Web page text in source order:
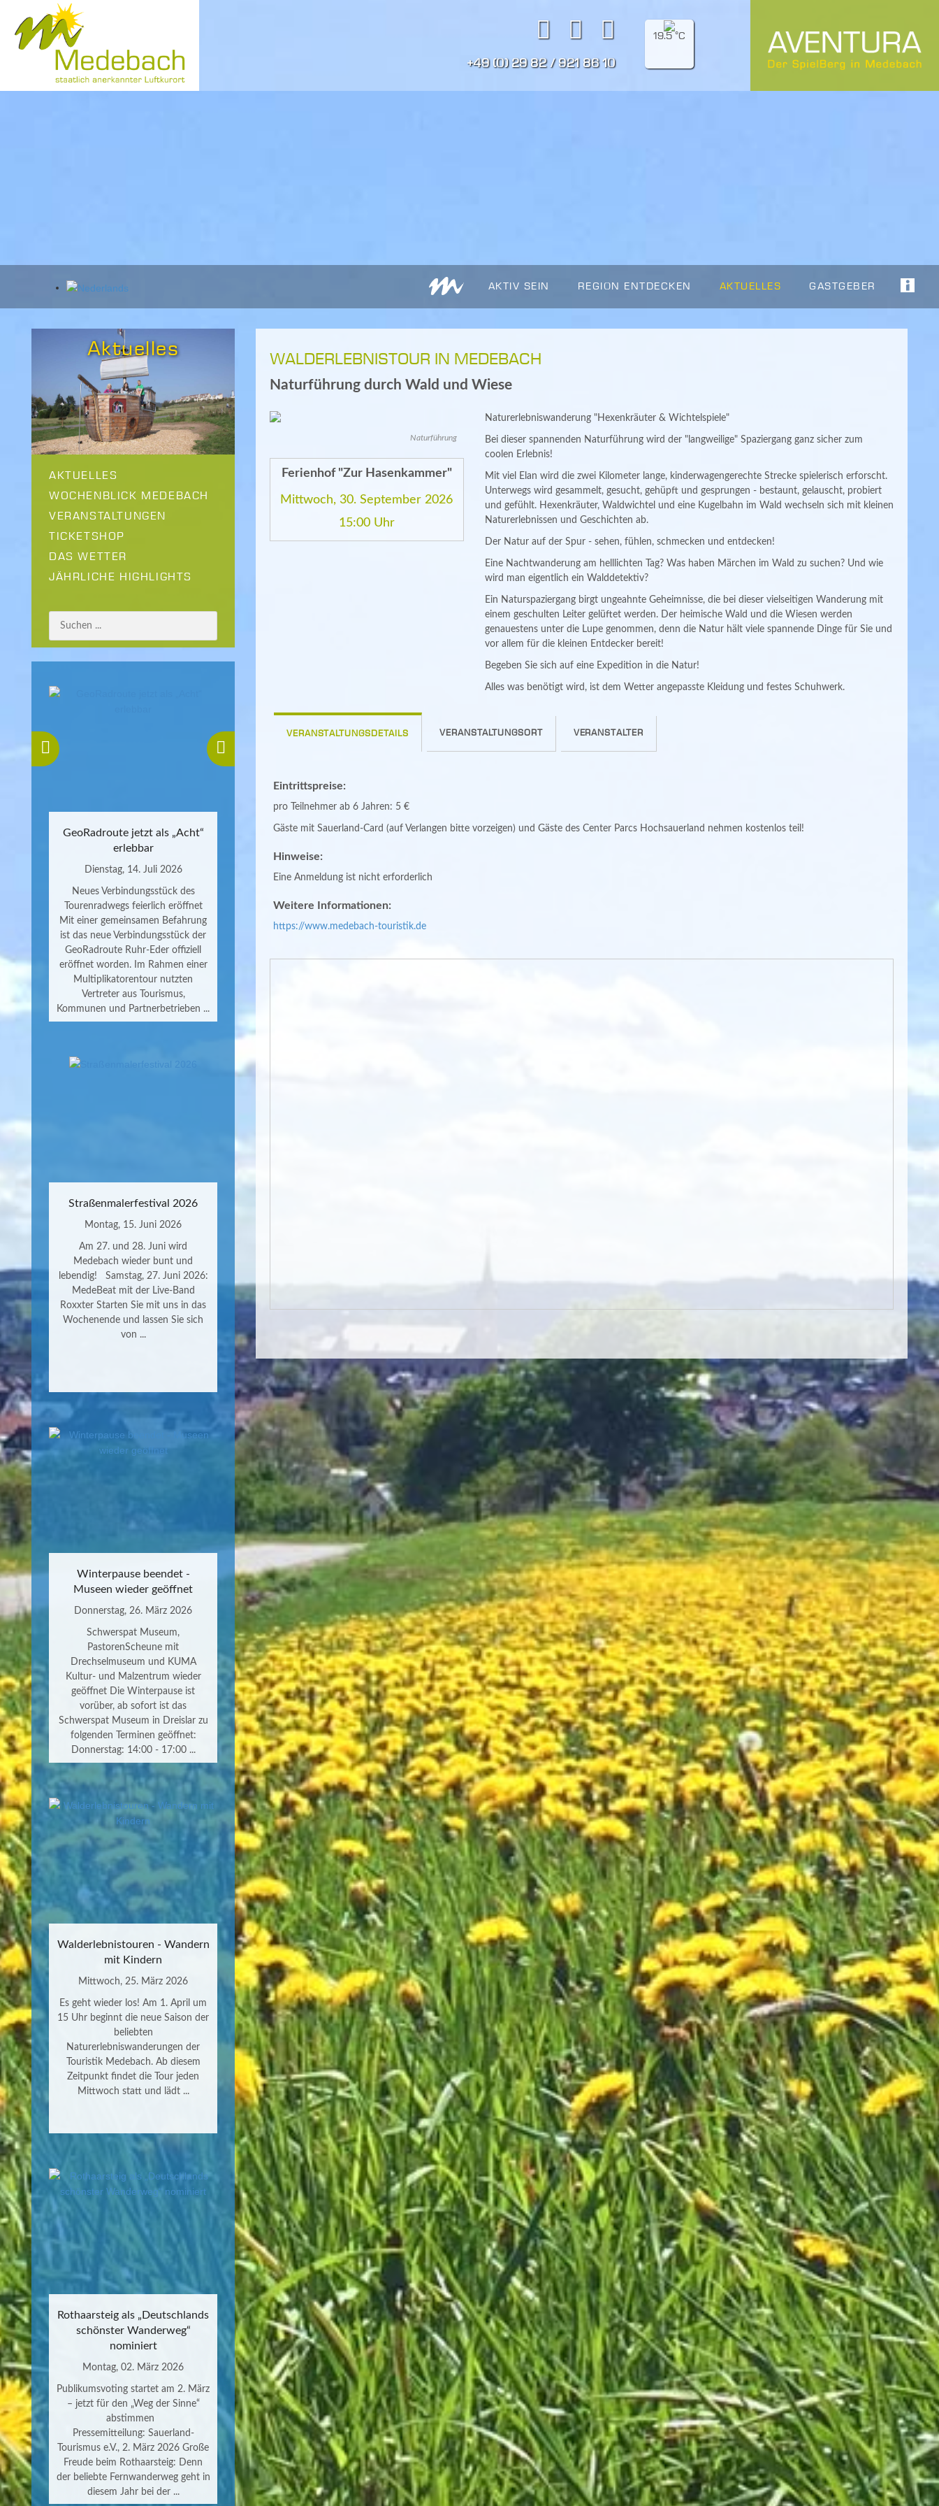
+49 (0) 29 82 / 921 86 10
19.5 °C
AKTIV SEIN REGION ENTDECKEN AKTUELLES GASTGEBER
Aktuelles
AKTUELLES
WOCHENBLICK MEDEBACH
VERANSTALTUNGEN
TICKETSHOP
DAS WETTER
JÄHRLICHE HIGHLIGHTS
GeoRadroute jetzt als „Acht“
erlebbar
Dienstag, 14. Juli 2026
Neues Verbindungsstück des
Tourenradwegs feierlich eröffnet
Mit einer gemeinsamen Befahrung
ist das neue Verbindungsstück der
GeoRadroute Ruhr-Eder offiziell
eröffnet worden. Im Rahmen einer
Multiplikatorentour nutzten
Vertreter aus Tourismus,
Kommunen und Partnerbetrieben ...
Straßenmalerfestival 2026
Montag, 15. Juni 2026
Am 27. und 28. Juni wird
Medebach wieder bunt und
lebendig! Samstag, 27. Juni 2026:
MedeBeat mit der Live-Band
Roxxter Starten Sie mit uns in das
Wochenende und lassen Sie sich
von ...
Winterpause beendet -
Museen wieder geöffnet
Donnerstag, 26. März 2026
Schwerspat Museum,
PastorenScheune mit
Drechselmuseum und KUMA
Kultur- und Malzentrum wieder
geöffnet Die Winterpause ist
vorüber, ab sofort ist das
Schwerspat Museum in Dreislar zu
folgenden Terminen geöffnet:
Donnerstag: 14:00 - 17:00 ...
Walderlebnistouren - Wandern
mit Kindern
Mittwoch, 25. März 2026
Es geht wieder los! Am 1. April um
15 Uhr beginnt die neue Saison der
beliebten
Naturerlebniswanderungen der
Touristik Medebach. Ab diesem
Zeitpunkt findet die Tour jeden
Mittwoch statt und lädt ...
Rothaarsteig als „Deutschlands
schönster Wanderweg“
nominiert
Montag, 02. März 2026
Publikumsvoting startet am 2. März
– jetzt für den „Weg der Sinne“
abstimmen
Pressemitteilung: Sauerland-
Tourismus e.V., 2. März 2026 Große
Freude beim Rothaarsteig: Denn
der beliebte Fernwanderweg geht in
diesem Jahr bei der ...
WALDERLEBNISTOUR IN MEDEBACH
Naturführung durch Wald und Wiese
Naturführung
Ferienhof "Zur Hasenkammer"
Mittwoch, 30. September 2026
15:00 Uhr
Naturerlebniswanderung "Hexenkräuter & Wichtelspiele"
Bei dieser spannenden Naturführung wird der "langweilige" Spaziergang ganz sicher zum
coolen Erlebnis!
Mit viel Elan wird die zwei Kilometer lange, kinderwagengerechte Strecke spielerisch erforscht.
Unterwegs wird gesammelt, gesucht, gehüpft und gesprungen - bestaunt, gelauscht, probiert
und gefühlt. Hexenkräuter, Waldwichtel und eine Kugelbahn im Wald wechseln sich mit kleinen
Naturerlebnissen und Geschichten ab.
Der Natur auf der Spur - sehen, fühlen, schmecken und entdecken!
Eine Nachtwanderung am helllichten Tag? Was haben Märchen im Wald zu suchen? Und wie
wird man eigentlich ein Walddetektiv?
Ein Naturspaziergang birgt ungeahnte Geheimnisse, die bei dieser vielseitigen Wanderung mit
einem geschulten Leiter gelüftet werden. Der heimische Wald und die Wiesen werden
genauestens unter die Lupe genommen, denn die Natur hält viele spannende Dinge für Sie und
vor allem für die kleinen Entdecker bereit!
Begeben Sie sich auf eine Expedition in die Natur!
Alles was benötigt wird, ist dem Wetter angepasste Kleidung und festes Schuhwerk.
VERANSTALTUNGSDETAILS VERANSTALTUNGSORT VERANSTALTER
Eintrittspreise:
pro Teilnehmer ab 6 Jahren: 5 €
Gäste mit Sauerland-Card (auf Verlangen bitte vorzeigen) und Gäste des Center Parcs Hochsauerland nehmen kostenlos teil!
Hinweise:
Eine Anmeldung ist nicht erforderlich
Weitere Informationen:
https://www.medebach-touristik.de